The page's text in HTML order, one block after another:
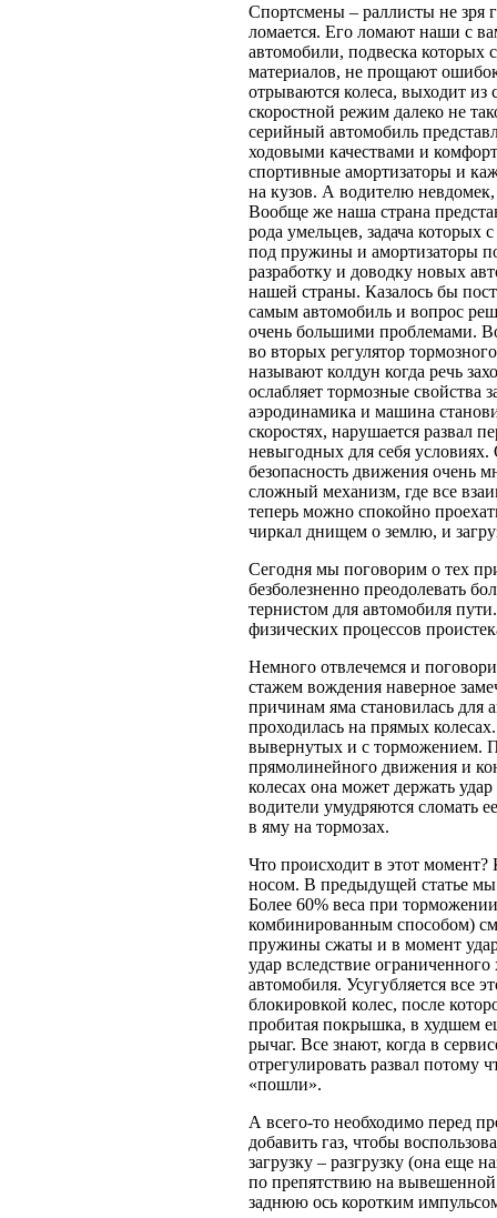
Спортсмены – раллисты не зря
ломается. Его ломают наши с
автомобили, подвеска которых
материалов, не прощают
отрываются колеса, выходит из
скоростной режим далеко не
серийный автомобиль
ходовыми качествами и
спортивные амортизаторы и
на кузов. А водителю
Вообще же наша страна
рода умельцев, задача
под пружины и амортизаторы
разработку и доводку новых
нашей страны. Казалось бы
самым автомобиль и вопрос
очень большими проблемами.
во вторых регулятор
называют колдун когда речь
ослабляет тормозные свойства
аэродинамика и машина
скоростях, нарушается развал
невыгодных для себя
безопасность движения очень
сложный механизм, где все
теперь можно спокойно
чиркал днищем о землю, и
Сегодня мы поговорим о тех
безболезненно преодолевать
тернистом для автомобиля
физических процессов
Немного отвлечемся и
стажем вождения наверное
причинам яма становилась для
проходилась на прямых
вывернутых и с торможением.
прямолинейного движения и
колесах она может держать
водители умудряются сломать
в яму на тормозах.
Что происходит в этот
носом. В предыдущей статье мы
Более 60% веса при
комбинированным способом)
пружины сжаты и в момент
удар вследствие
автомобиля. Усугубляется все
блокировкой колес, после
пробитая покрышка, в худшем
рычаг. Все знают, когда в
отрегулировать развал потому
«пошли».
А всего-то необходимо перед
добавить газ, чтобы
загрузку – разгрузку (она еще
по препятствию на вывешенной
заднюю ось коротким